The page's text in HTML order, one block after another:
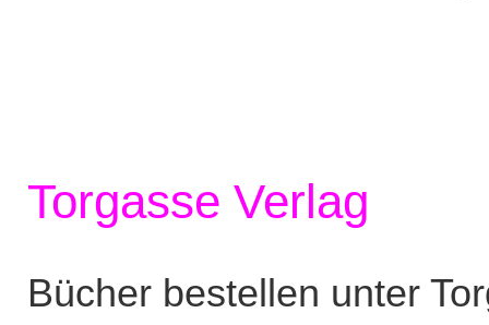
Torgasse Verlag
Bücher bestellen unter